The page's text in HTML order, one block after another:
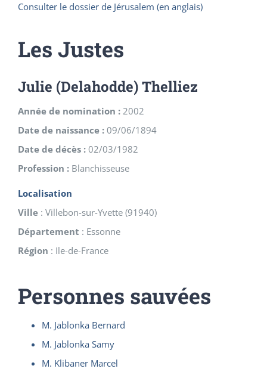
Consulter le dossier de Jérusalem (en anglais)
Les Justes
Julie (Delahodde) Thelliez
Année de nomination : 2002
Date de naissance : 09/06/1894
Date de décès : 02/03/1982
Profession : Blanchisseuse
Localisation
Ville : Villebon-sur-Yvette (91940)
Département : Essonne
Région : Ile-de-France
Personnes sauvées
M. Jablonka Bernard
M. Jablonka Samy
M. Klibaner Marcel